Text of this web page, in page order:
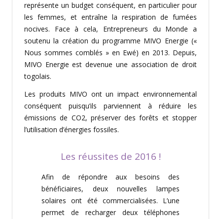
représente un budget conséquent, en particulier pour
les femmes, et entraîne la respiration de fumées
nocives. Face à cela, Entrepreneurs du Monde a
soutenu la création du programme MIVO Energie («
Nous sommes comblés » en Ewé) en 2013. Depuis,
MIVO Energie est devenue une association de droit
togolais.
Les produits MIVO ont un impact environnemental
conséquent puisqu’ils parviennent à réduire les
émissions de CO2, préserver des forêts et stopper
l’utilisation d’énergies fossiles.
Les réussites de 2016 !
Afin de répondre aux besoins des
bénéficiaires, deux nouvelles lampes
solaires ont été commercialisées. L’une
permet de recharger deux téléphones